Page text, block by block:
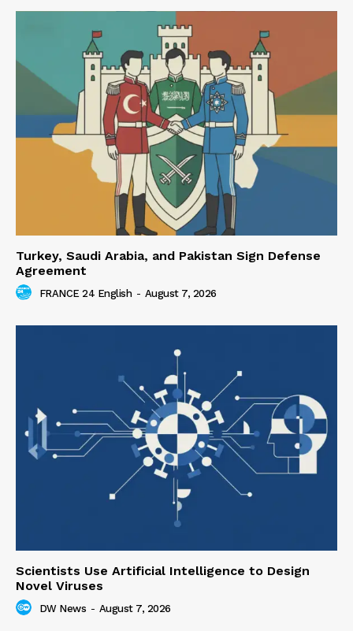
Turkey, Saudi Arabia, and Pakistan Sign Defense
Agreement
FRANCE 24 English - August 7, 2026
Scientists Use Artificial Intelligence to Design
Novel Viruses
DW News - August 7, 2026